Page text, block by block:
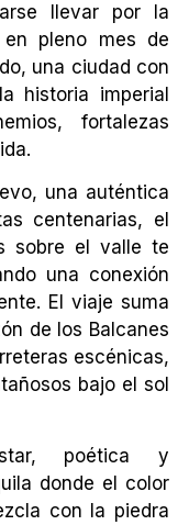
llevar por la
pleno mes de
una ciudad con
historia imperial
fortalezas
una auténtica
centenarias, el
sobre el valle te
una conexión
El viaje suma
de los Balcanes
escénicas,
bajo el sol
poética y
donde el color
con la piedra